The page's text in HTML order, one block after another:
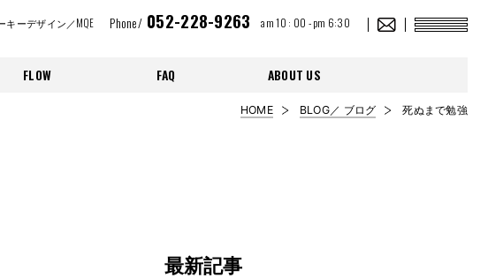
ーデザイン／MQE Phone/052-228-9263 am 10 : 00 - pm 6:30
FLOW FAQ ABOUT US
HOME BLOG／ ブログ 死ぬまで勉強
最新記事